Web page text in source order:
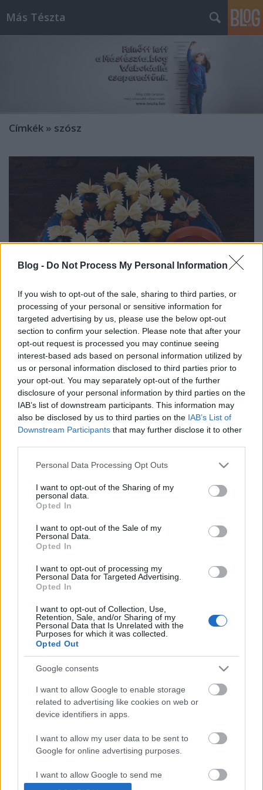
Blog - Do Not Process My Personal Information
If you wish to opt-out of the sale, sharing to third parties, or
processing of your personal or sensitive information for
targeted advertising by us, please use the below opt-out
section to confirm your selection. Please note that after your
opt-out request is processed you may continue seeing
interest-based ads based on personal information utilized by
us or personal information disclosed to third parties prior to
your opt-out. You may separately opt-out of the further
disclosure of your personal information by third parties on the
IAB’s list of downstream participants. This information may
also be disclosed by us to third parties on the IAB’s List of
Downstream Participants that may further disclose it to other
Please note that this website/app uses one or more Google
not limited to your visit or usage behaviour. You may click to
grant or deny consent to Google and its third-party tags to
use your data for below specified purposes in below Google
consent section.
Personal Data Processing Opt Outs
I want to opt-out of the Sharing of my
personal data.
Opted In
I want to opt-out of the Sale of my
Personal Data.
Opted In
I want to opt-out of processing my
Personal Data for Targeted Advertising.
Opted In
I want to opt-out of Collection, Use,
Retention, Sale, and/or Sharing of my
Personal Data that Is Unrelated with the
Purposes for which it was collected.
Opted Out
Google consents
I want to allow Google to enable storage
related to advertising like cookies on web or
device identifiers in apps.
I want to allow my user data to be sent to
Google for online advertising purposes.
I want to allow Google to send me
Más Tészta
Címkék » szósz
Masnis húsgolyók
Havasilive•2020. február 08.
Ültesd magad mellé a gyerkőcöt, és kreatívkodjatok
a konyhában, töltsetek együtt minőségi időt,
nevessetek, beszélgessetek. A kis húsgombóc ...
Citromszószos metélt sült hallal
Havasilive•2018. január 24.
Esik a hó. Most bezzeg esik a hó. Át kéne tenni a
karácsonyt január vagy februárra, esetleg a húsvétot
és szentestét kéne felcserélni, mert az ...
Havasilive•2014. szeptember 09.
Csak természetes alapanyagokból készül, egy hétig